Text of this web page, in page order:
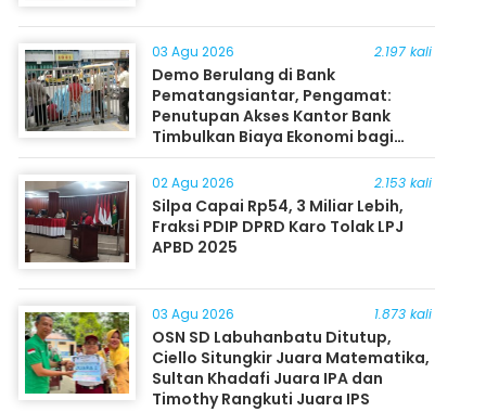
03 Agu 2026 2.197 kali
Demo Berulang di Bank
Pematangsiantar, Pengamat:
Penutupan Akses Kantor Bank
Timbulkan Biaya Ekonomi bagi
Masyarakat
02 Agu 2026 2.153 kali
Silpa Capai Rp54, 3 Miliar Lebih,
Fraksi PDIP DPRD Karo Tolak LPJ
APBD 2025
03 Agu 2026 1.873 kali
OSN SD Labuhanbatu Ditutup,
Ciello Situngkir Juara Matematika,
Sultan Khadafi Juara IPA dan
Timothy Rangkuti Juara IPS